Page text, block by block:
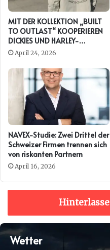
MIT DER KOLLEKTION „BUILT
TO OUTLAST“ KOOPERIEREN
DICKIES UND HARLEY-
DAVIDSON ERNEUT
April 24, 2026
NAVEX-Studie: Zwei Drittel der
Schweizer Firmen trennen sich
von riskanten Partnern
April 16, 2026
Wetter